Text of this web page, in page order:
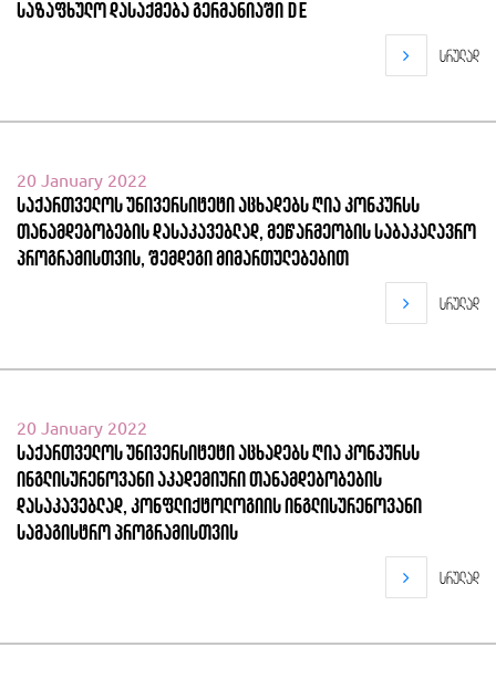
საზაფხულო დასაქმება გერმანიაში DE
სრულად
20 January 2022
საქართველოს უნივერსიტეტი აცხადებს ღია კონკურსს
თანამდებობების დასაკავებლად, მეწარმეობის საბაკალავრო
პროგრამისთვის, შემდეგი მიმართულებებით
სრულად
20 January 2022
საქართველოს უნივერსიტეტი აცხადებს ღია კონკურსს
ინგლისურენოვანი აკადემიური თანამდებობების
დასაკავებლად, კონფლიქტოლოგიის ინგლისურენოვანი
სამაგისტრო პროგრამისთვის
სრულად